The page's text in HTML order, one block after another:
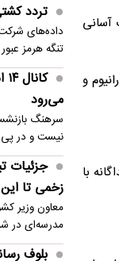
آسانی
و
با
شهادت ۱۲۵۴ فلسطینی در غزه از آغاز آتش‌بس تاکنون
ترامپ
آمریکا را
بلوف
آزمون!
رودری
تردد
داده‌های
تنگه هرمز
می‌رود
سرهنگ
نیست و در پی
زخمی تا
مدرسه‌ای در
بلوف